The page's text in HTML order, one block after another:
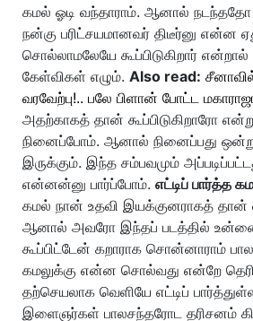
கமல் ஓடி வந்தாராம். ஆனால் நடந்ததோ
நன்கு பரிட்சயமானவர் திடீர்னு என்ன
சொல்லாமலேயே கூப்பிடுகிறார்
கேள்விகள் எழும். Also read:
வரவேற்பு!.. பலே பிளான் போட்ட
அதற்காகத் தான் கூப்பிடுகிறாரோ
நினைப்போம். ஆனால் நினைப்பது
இருக்கும். இந்த சம்பவமும்
என்னன்னு பார்ப்போம். எட்டிப் பார்த்த
கமல் நான் உதவி இயக்குனராகத் தான்
ஆனால் அவரோ இந்தப் படத்தில்
கூப்பிட்டேன் கறாராக சொன்னாராம்
கமலுக்கு என்ன சொல்வது என்றே
தற்செயலாக வெளியே எட்டிப்
இளைஞர்கள் பாலசந்தரோட தரிசனம்